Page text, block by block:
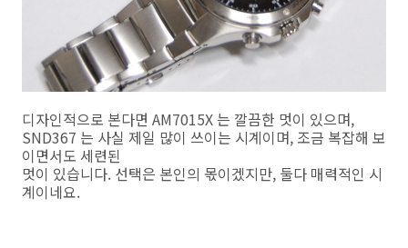
디자인적으로 본다면 AM7015X 는 깔끔한 멋이 있으며,
SND367 는 사실 제일 많이 쓰이는 시계이며, 조금 복잡해 보
이면서도 세련된
멋이 있습니다. 선택은 본인의 몫이겠지만, 둘다 매력적인 시
계이네요.